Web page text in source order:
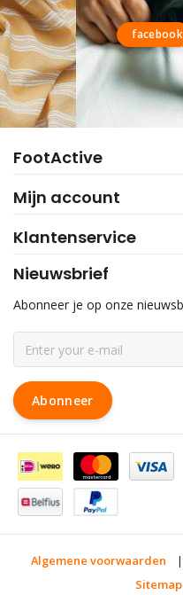
facebook
FootActive
Mijn account
Klantenservice
Nieuwsbrief
Abonneer je op onze
Abonneer
Algemene voorwaarden |
Sitemap